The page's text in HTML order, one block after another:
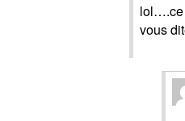
lol….ce
vous